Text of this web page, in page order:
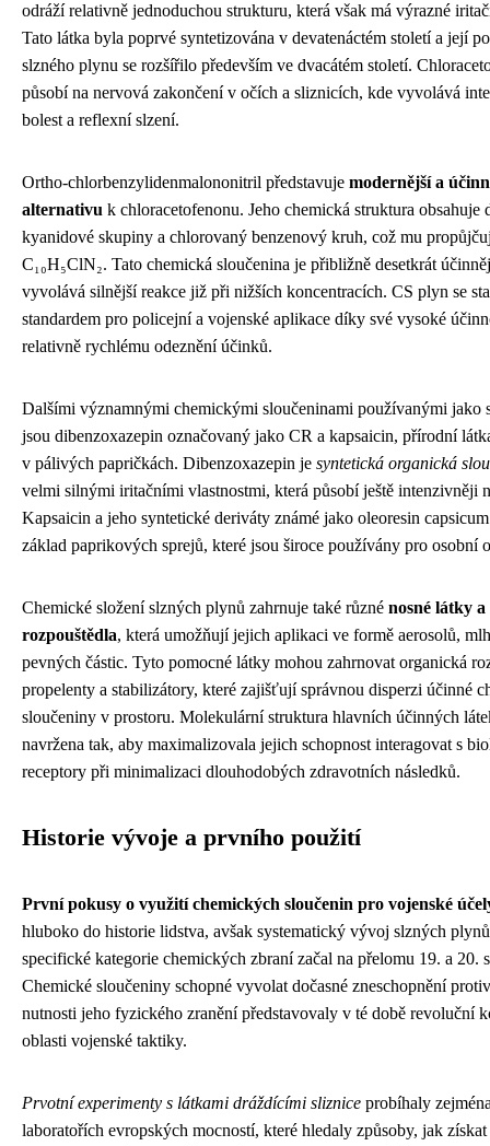
odráží relativně jednoduchou strukturu, která však má výrazné
Tato látka byla poprvé syntetizována v devatenáctém století a její
slzného plynu se rozšířilo především ve dvacátém století.
působí na nervová zakončení v očích a sliznicích, kde vyvolává
bolest a reflexní slzení.
Ortho-chlorbenzylidenmalononitril představuje modernější a
alternativu k chloracetofenonu. Jeho chemická struktura obsahuje
kyanidové skupiny a chlorovaný benzenový kruh, což mu
C₁₀H₅ClN₂. Tato chemická sloučenina je přibližně desetkrát
vyvolává silnější reakce již při nižších koncentracích. CS plyn se
standardem pro policejní a vojenské aplikace díky své vysoké
relativně rychlému odeznění účinků.
Dalšími významnými chemickými sloučeninami používanými jako
jsou dibenzoxazepin označovaný jako CR a kapsaicin, přírodní
v pálivých papričkách. Dibenzoxazepin je syntetická organická
velmi silnými iritačními vlastnostmi, která působí ještě intenzivněji
Kapsaicin a jeho syntetické deriváty známé jako oleoresin
základ paprikových sprejů, které jsou široce používány pro osobní
Chemické složení slzných plynů zahrnuje také různé nosné látky a
rozpouštědla, která umožňují jejich aplikaci ve formě aerosolů,
pevných částic. Tyto pomocné látky mohou zahrnovat organická
propelenty a stabilizátory, které zajišťují správnou disperzi účinné
sloučeniny v prostoru. Molekulární struktura hlavních účinných
navržena tak, aby maximalizovala jejich schopnost interagovat s
receptory při minimalizaci dlouhodobých zdravotních následků.
Historie vývoje a prvního použití
První pokusy o využití chemických sloučenin pro vojenské
hluboko do historie lidstva, avšak systematický vývoj slzných
specifické kategorie chemických zbraní začal na přelomu 19. a 20.
Chemické sloučeniny schopné vyvolat dočasné zneschopnění
nutnosti jeho fyzického zranění představovaly v té době revoluční
oblasti vojenské taktiky.
Prvotní experimenty s látkami dráždícími sliznice probíhaly
laboratořích evropských mocností, které hledaly způsoby, jak získat